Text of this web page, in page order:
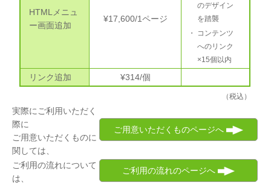
HTMLメニュ
ー画面追加
¥17,600/1ページ
のデザイン
を踏襲
コンテンツ
へのリンク
×15個以内
リンク追加 ¥314/個
（税込）
実際にご利用いただく
際に
ご用意いただくものに
関しては、
ご用意いただくものページへ
ご利用の流れについて
は、
ご利用の流れのページへ